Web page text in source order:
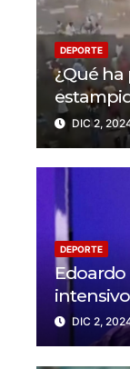
DEPORTE
¿Qué ha
partido
DIC 2,
DEPORTE
Edoardo
DIC 2,